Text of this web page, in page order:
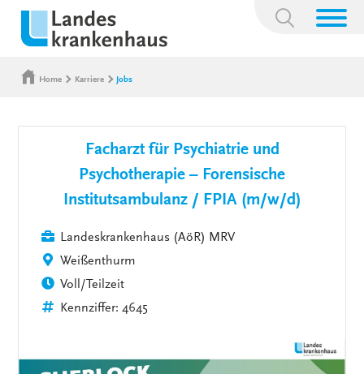
Suchbegriff:
Home Karriere Jobs
Facharzt für Psychiatrie und
Psychotherapie – Forensische
Institutsambulanz / FPIA (m/w/d)
Landeskrankenhaus (AöR) MRV
Weißenthurm
Voll/Teilzeit
Kennziffer: 4645